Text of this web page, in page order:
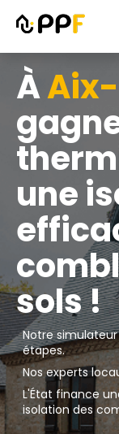
À
une
sols !
Notre
étapes.
Nos experts
L'État finance
isolation des